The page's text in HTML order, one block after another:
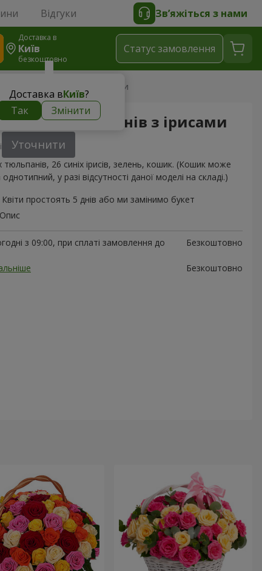
Відгуки Зв’яжіться з нами
Доставка в
Київ
безкоштовно
Доставка вКиїв?
Так
Змінити
Статус замовлення
жовтих тюльпанів з ірисами
тюльпанів з ірисами
Уточнити
26 синіх ірисів, зелень, кошик. (Кошик може
у разі відсутності даної моделі на складі.)
Квіти простоять 5 днів або ми замінимо букет
Опис
з 09:00, при сплаті замовлення до
Безкоштовно
Безкоштовно